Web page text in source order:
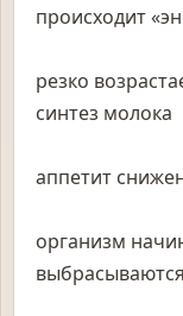
происходит
резко
синтез молока
аппетит
организм